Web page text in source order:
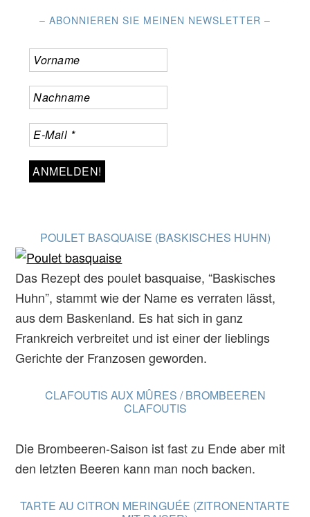
– ABONNIEREN SIE MEINEN NEWSLETTER –
POULET BASQUAISE (BASKISCHES HUHN)
Das Rezept des poulet basquaise, “Baskisches
Huhn”, stammt wie der Name es verraten lässt,
aus dem Baskenland. Es hat sich in ganz
Frankreich verbreitet und ist einer der lieblings
Gerichte der Franzosen geworden.
CLAFOUTIS AUX MÛRES / BROMBEEREN
CLAFOUTIS
Die Brombeeren-Saison ist fast zu Ende aber mit
den letzten Beeren kann man noch backen.
TARTE AU CITRON MERINGUÉE (ZITRONENTARTE